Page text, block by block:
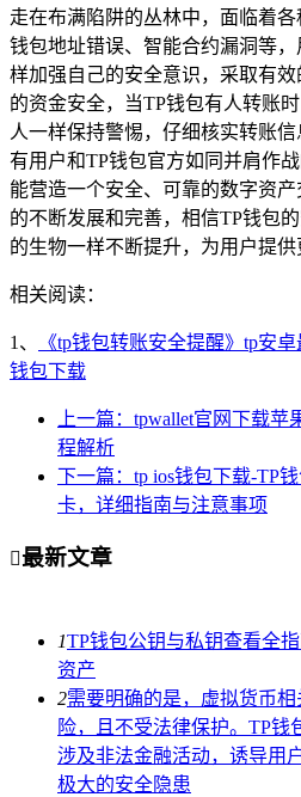
走在布满陷阱的丛林中，面临着各
钱包地址错误、智能合约漏洞等
样加强自己的安全意识，采取有
的资金安全，当TP钱包有人转账
人一样保持警惕，仔细核实转账
有用户和TP钱包官方如同并肩作
能营造一个安全、可靠的数字资
的不断发展和完善，相信TP钱包
的生物一样不断提升，为用户提供
相关阅读：
1、
《tp钱包转账安全提醒》tp安
钱包下载
上一篇：tpwallet官网下载
程解析
下一篇：tp ios钱包下载-TP
卡，详细指南与注意事项
最新文章
1TP钱包公钥与私钥查看全
资产
2需要明确的是，虚拟货币
险，且不受法律保护。TP
涉及非法金融活动，诱导用
极大的安全隐患